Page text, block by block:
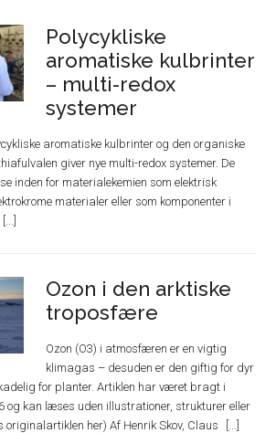
Polycykliske
aromatiske kulbrinter
– multi-redox
systemer
aromatiske kulbrinter og den organiske
giver nye multi-redox systemer. De
inden for materialekemien som elektrisk
materialer eller som komponenter i
Ozon i den arktiske
troposfære
Ozon (O3) i atmosfæren er en vigtig
klimagas – desuden er den giftig for dyr
for planter. Artiklen har været bragt i
og kan læses uden illustrationer, strukturer eller
originalartiklen her) Af Henrik Skov, Claus